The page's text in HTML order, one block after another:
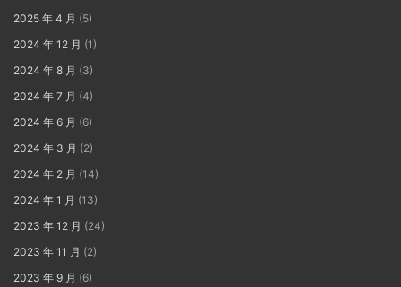
2025 年 4 月 (5)
2024 年 12 月 (1)
2024 年 8 月 (3)
2024 年 7 月 (4)
2024 年 6 月 (6)
2024 年 3 月 (2)
2024 年 2 月 (14)
2024 年 1 月 (13)
2023 年 12 月 (24)
2023 年 11 月 (2)
2023 年 9 月 (6)